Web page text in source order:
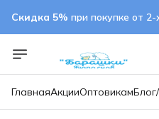
Скидка 5% при покупке от
ГлавнаяАкцииОптовикам